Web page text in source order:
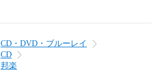
CD・DVD・ブルーレイ
CD
邦楽